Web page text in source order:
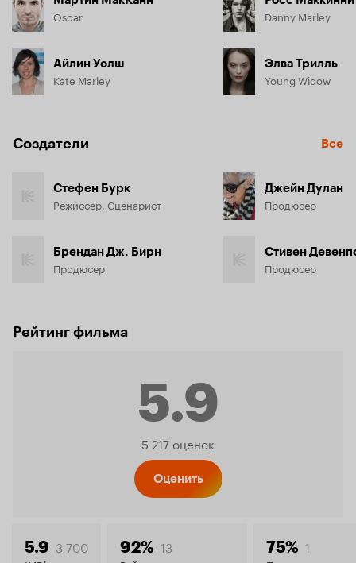
Oscar
Айлин Уолш
Kate Marley
Danny Marley
Элва Трилль
Young Widow
Создатели Все
Стефен Бурк
Режиссёр, Сценарист
Брендан Дж. Бирн
Продюсер
Джейн Дулан
Продюсер
Стивен
Продюсер
Рейтинг фильма
5.9
Рейтинг
5 217 оценок
Оценить
5.9 3 700 92% 13 75% 1